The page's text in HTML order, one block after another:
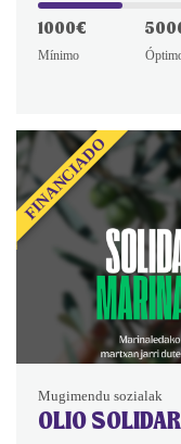
1000€
Mínimo
FINANCIADO
Mugimendu sozialak
OLIO